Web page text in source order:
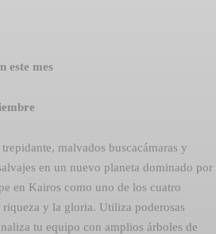
este mes
malvados buscacámaras y
en un nuevo planeta dominado por
en Kairos como uno de los cuatro
riqueza y la gloria. Utiliza poderosas
tu equipo con amplios árboles de